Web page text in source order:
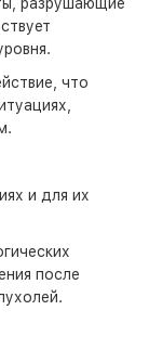
что
и для их
после